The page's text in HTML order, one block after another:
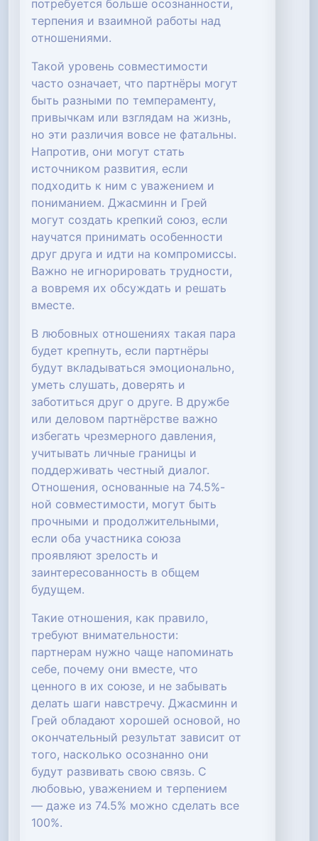
потребуется больше осознанности,
терпения и взаимной работы над
отношениями.
Такой уровень совместимости
часто означает, что партнёры могут
быть разными по темпераменту,
привычкам или взглядам на жизнь,
но эти различия вовсе не фатальны.
Напротив, они могут стать
источником развития, если
подходить к ним с уважением и
пониманием. Джасминн и Грей
могут создать крепкий союз, если
научатся принимать особенности
друг друга и идти на компромиссы.
Важно не игнорировать трудности,
а вовремя их обсуждать и решать
вместе.
В любовных отношениях такая пара
будет крепнуть, если партнёры
будут вкладываться эмоционально,
уметь слушать, доверять и
заботиться друг о друге. В дружбе
или деловом партнёрстве важно
избегать чрезмерного давления,
учитывать личные границы и
поддерживать честный диалог.
Отношения, основанные на 74.5%-
ной совместимости, могут быть
прочными и продолжительными,
если оба участника союза
проявляют зрелость и
заинтересованность в общем
будущем.
Такие отношения, как правило,
требуют внимательности:
партнерам нужно чаще напоминать
себе, почему они вместе, что
ценного в их союзе, и не забывать
делать шаги навстречу. Джасминн и
Грей обладают хорошей основой, но
окончательный результат зависит от
того, насколько осознанно они
будут развивать свою связь. С
любовью, уважением и терпением
— даже из 74.5% можно сделать все
100%.